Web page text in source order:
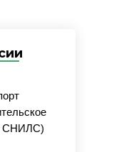
СНИЛС)